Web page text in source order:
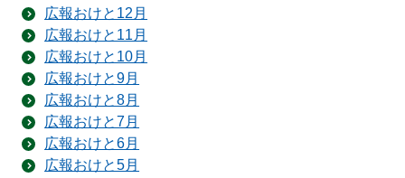
広報おけと12月
広報おけと11月
広報おけと10月
広報おけと9月
広報おけと8月
広報おけと7月
広報おけと6月
広報おけと5月
化